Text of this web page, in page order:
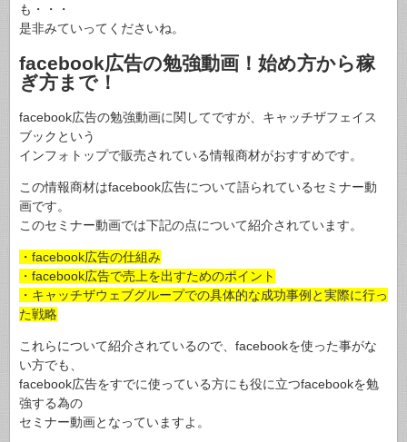
も・・・
是非みていってくださいね。
facebook広告の勉強動画！始め方から稼
ぎ方まで！
facebook広告の勉強動画に関してですが、キャッチザフェイス
ブックという
インフォトップで販売されている情報商材がおすすめです。
この情報商材はfacebook広告について語られているセミナー動
画です。
このセミナー動画では下記の点について紹介されています。
・facebook広告の仕組み
・facebook広告で売上を出すためのポイント
・キャッチザウェブグループでの具体的な成功事例と実際に行っ
た戦略
これらについて紹介されているので、facebookを使った事がな
い方でも、
facebook広告をすでに使っている方にも役に立つfacebookを勉
強する為の
セミナー動画となっていますよ。